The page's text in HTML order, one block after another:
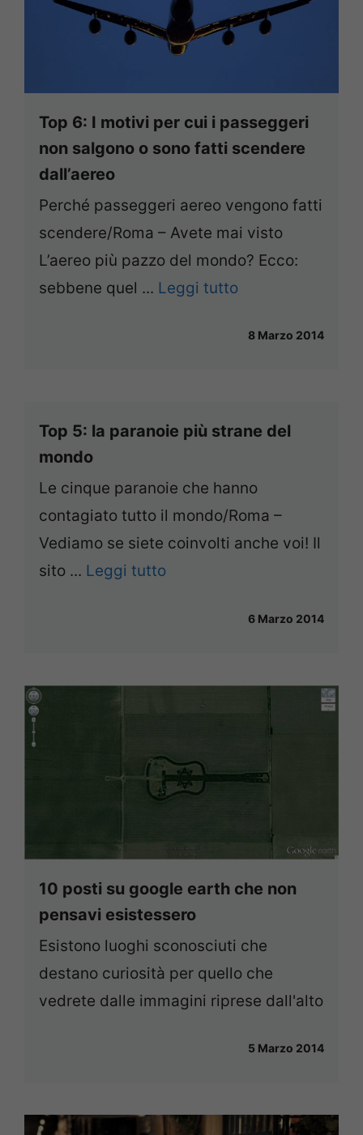
Top 6: I motivi per cui i passeggeri
non salgono o sono fatti scendere
dall’aereo
Perché passeggeri aereo vengono fatti
scendere/Roma – Avete mai visto
L’aereo più pazzo del mondo? Ecco:
sebbene quel ... Leggi tutto
8 Marzo 2014
Top 5: la paranoie più strane del
mondo
Le cinque paranoie che hanno
contagiato tutto il mondo/Roma –
Vediamo se siete coinvolti anche voi! Il
sito ... Leggi tutto
6 Marzo 2014
10 posti su google earth che non
pensavi esistessero
Esistono luoghi sconosciuti che
destano curiosità per quello che
vedrete dalle immagini riprese dall'alto
5 Marzo 2014